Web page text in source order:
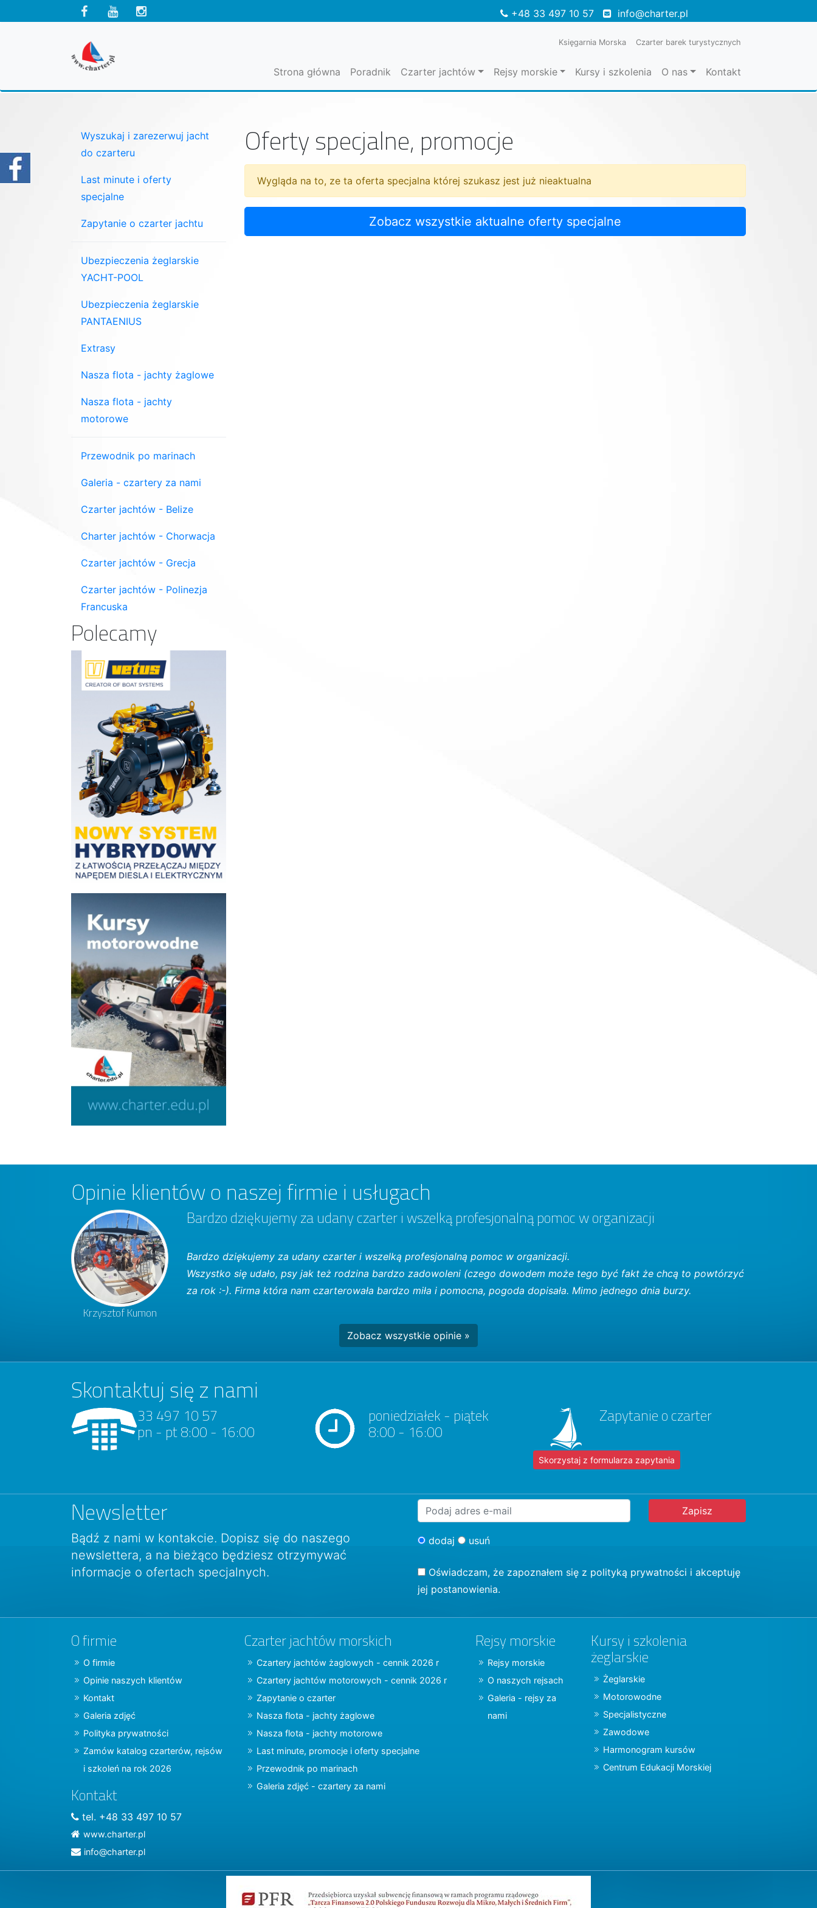
+48 33 497 10 57 info@charter.pl
Księgarnia Morska Czarter barek turystycznych
Strona główna Poradnik Czarter jachtów Rejsy morskie Kursy i szkolenia O nas Kontakt
Oferty specjalne, promocje
Wygląda na to, ze ta oferta specjalna której szukasz jest już nieaktualna
Zobacz wszystkie aktualne oferty specjalne
Wyszukaj i zarezerwuj jacht
do czarteru
Last minute i oferty
specjalne
Zapytanie o czarter jachtu
Ubezpieczenia żeglarskie
YACHT-POOL
Ubezpieczenia żeglarskie
PANTAENIUS
Extrasy
Nasza flota - jachty żaglowe
Nasza flota - jachty
motorowe
Przewodnik po marinach
Galeria - czartery za nami
Czarter jachtów - Belize
Charter jachtów - Chorwacja
Czarter jachtów - Grecja
Czarter jachtów - Polinezja
Francuska
Polecamy
Opinie klientów o naszej firmie i usługach
Krzysztof Kumon
Bardzo dziękujemy za udany czarter i wszelką profesjonalną pomoc w organizacji
Bardzo dziękujemy za udany czarter i wszelką profesjonalną pomoc w organizacji.
Wszystko się udało, psy jak też rodzina bardzo zadowoleni (czego dowodem może tego być fakt że chcą to powtórzyć
za rok :-). Firma która nam czarterowała bardzo miła i pomocna, pogoda dopisała. Mimo jednego dnia burzy.
Zobacz wszystkie opinie »
Skontaktuj się z nami
33 497 10 57
pn - pt 8:00 - 16:00
poniedziałek - piątek
8:00 - 16:00
Zapytanie o czarter
Skorzystaj z formularza zapytania
Newsletter
Bądź z nami w kontakcie. Dopisz się do naszego
newslettera, a na bieżąco będziesz otrzymywać
informacje o ofertach specjalnych.
dodaj usuń
Oświadczam, że zapoznałem się z polityką prywatności i akceptuję
jej postanowienia.
O firmie
O firmie
Opinie naszych klientów
Kontakt
Galeria zdjęć
Polityka prywatności
Zamów katalog czarterów, rejsów
i szkoleń na rok 2026
Kontakt
tel. +48 33 497 10 57
www.charter.pl
info@charter.pl
Czarter jachtów morskich
Czartery jachtów żaglowych - cennik 2026 r
Czartery jachtów motorowych - cennik 2026 r
Zapytanie o czarter
Nasza flota - jachty żaglowe
Nasza flota - jachty motorowe
Last minute, promocje i oferty specjalne
Przewodnik po marinach
Galeria zdjęć - czartery za nami
Rejsy morskie
Rejsy morskie
O naszych rejsach
Galeria - rejsy za
nami
Kursy i szkolenia
żeglarskie
Żeglarskie
Motorowodne
Specjalistyczne
Zawodowe
Harmonogram kursów
Centrum Edukacji Morskiej